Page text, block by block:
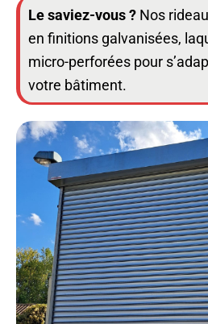
Le saviez-vous ? Nos
en finitions galvanisées,
micro-perforées pour
votre bâtiment.